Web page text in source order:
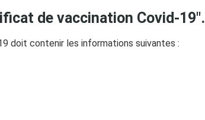
de vaccination Covid-19".
doit contenir les informations suivantes :